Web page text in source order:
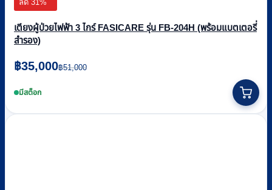
ลด 31%
เตียงผู้ป่วยไฟฟ้า 3 ไกร์ FASICARE รุ่น FB-204H (พร้อมแบตเตอรี่
สำรอง)
฿51,000
Original
price
was:
฿35,000
Current
price
is:มีสต็อก